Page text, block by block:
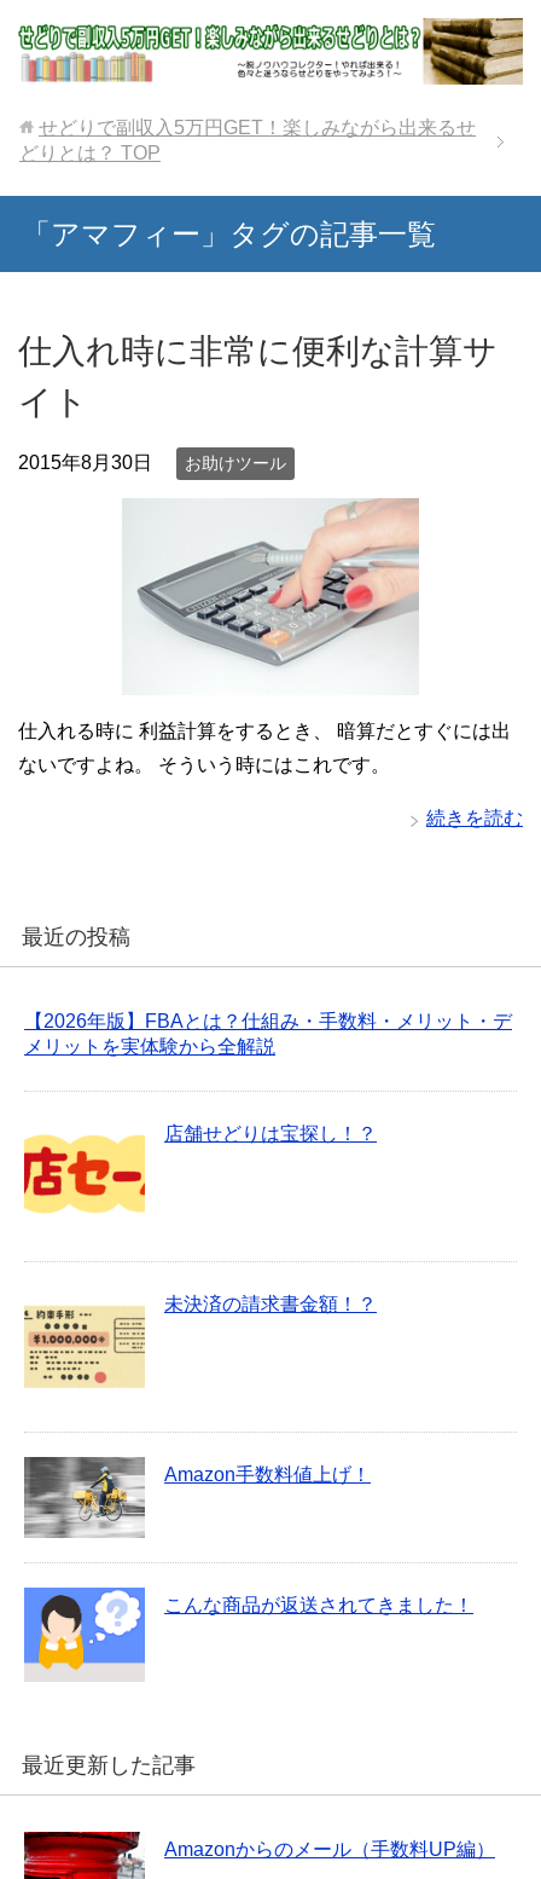
せどりで副収入5万円GET！楽しみながら出来るせ
どりとは？ TOP
「アマフィー」タグの記事一覧
仕入れ時に非常に便利な計算サ
イト
2015年8月30日 お助けツール
仕入れる時に 利益計算をするとき、 暗算だとすぐには出
ないですよね。 そういう時にはこれです。
続きを読む
最近の投稿
【2026年版】FBAとは？仕組み・手数料・メリット・デ
メリットを実体験から全解説
店舗せどりは宝探し！？
未決済の請求書金額！？
Amazon手数料値上げ！
こんな商品が返送されてきました！
最近更新した記事
Amazonからのメール（手数料UP編）